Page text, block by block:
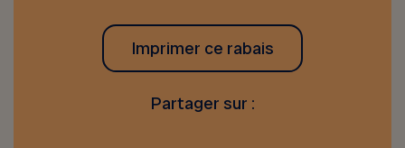
Imprimer ce rabais
Partager sur :